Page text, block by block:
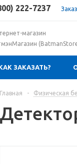
222-7237
магазин
ЗАКАЗАТЬ?
Главная - Физическая